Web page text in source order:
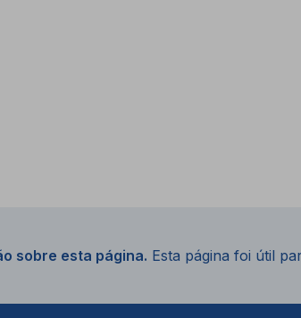
sobre esta página. Esta página foi útil